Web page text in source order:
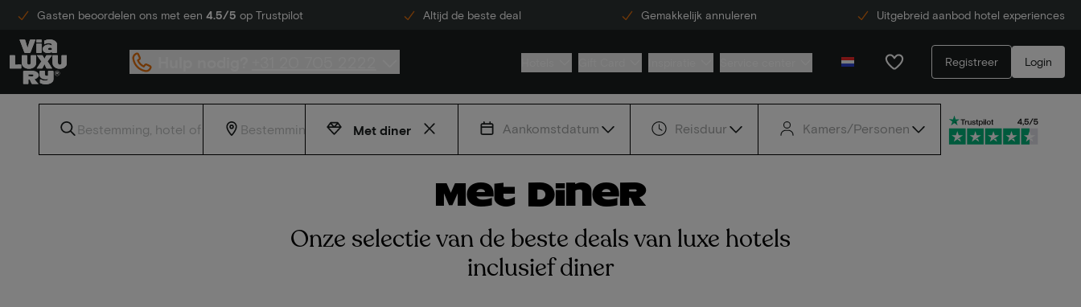
Gasten beoordelen ons met een 4.5/5 op Trustpilot Altijd de beste deal Gemakkelijk annuleren Uitgebreid aanbod hotel experiences
Registreer Login
Met diner Aankomstdatum Reisduur Kamers/Personen
Met diner
Onze selectie van de beste deals van luxe hotels
inclusief diner